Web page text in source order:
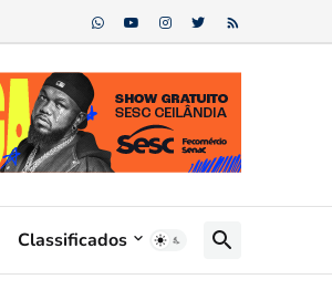
Classificados